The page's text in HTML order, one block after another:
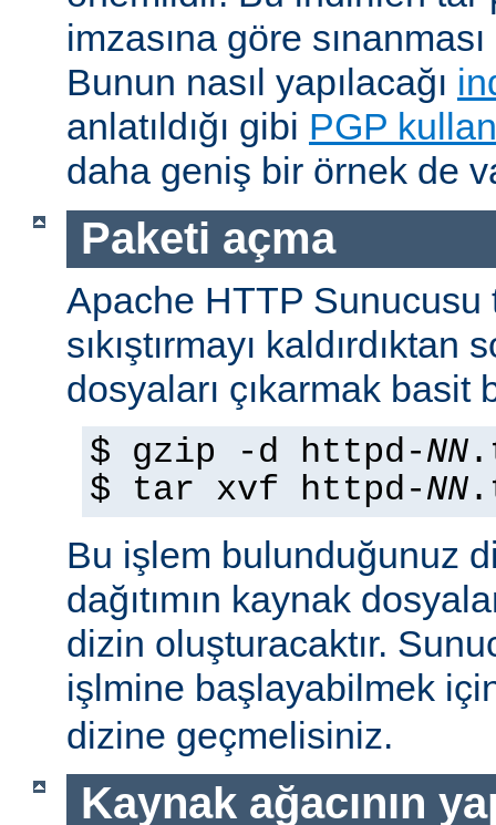
imzasına göre
Bunun nasıl yapılacağı
anlatıldığı gibi PGP
daha geniş bir örnek de
Paketi açma
Apache HTTP Sunucusu
sıkıştırmayı
dosyaları çıkarmak basit
$ gzip -d httpd-NN
$ tar xvf httpd-NN
Bu işlem bulunduğunuz
dağıtımın kaynak
dizin oluşturacaktır.
işlmine başlayabilmek
dizine geçmelisiniz.
Kaynak ağacının